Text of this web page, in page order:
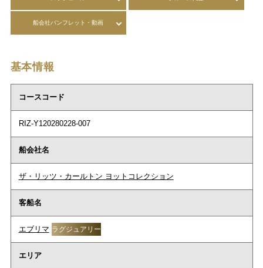
船会社パンフレット・動画
基本情報
コースコード
RIZ-Y120280228-007
船会社名
ザ・リッツ・カールトン ヨットコレクション
客船名
エブリマ ラグジュアリー
エリア